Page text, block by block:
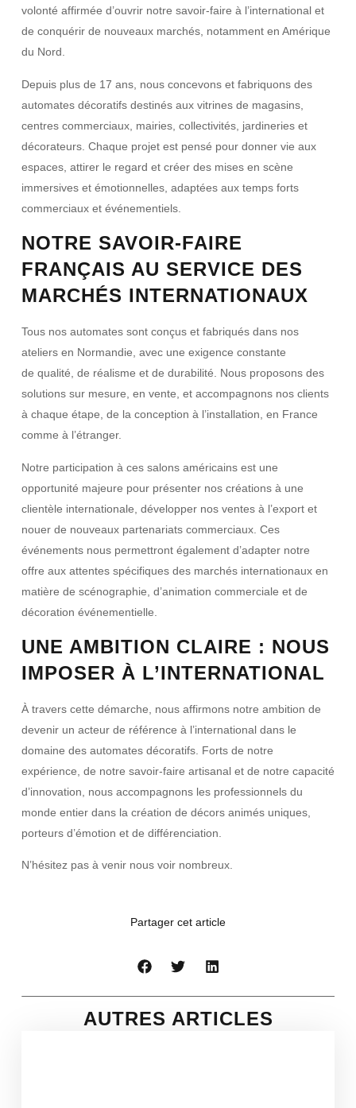
volonté affirmée d’ouvrir notre savoir-faire à l’international et
de conquérir de nouveaux marchés, notamment en Amérique
du Nord.
Depuis plus de 17 ans, nous concevons et fabriquons des
automates décoratifs destinés aux vitrines de magasins,
centres commerciaux, mairies, collectivités, jardineries et
décorateurs. Chaque projet est pensé pour donner vie aux
espaces, attirer le regard et créer des mises en scène
immersives et émotionnelles, adaptées aux temps forts
commerciaux et événementiels.
NOTRE SAVOIR-FAIRE
FRANÇAIS AU SERVICE DES
MARCHÉS INTERNATIONAUX
Tous nos automates sont conçus et fabriqués dans nos
ateliers en Normandie, avec une exigence constante
de qualité, de réalisme et de durabilité . Nous proposons des
solutions sur mesure, en vente, et accompagnons nos clients
à chaque étape, de la conception à l’installation, en France
comme à l’étranger.
Notre participation à ces salons américains est une
opportunité majeure pour présenter nos créations à une
clientèle internationale , développer nos ventes à l’export et
nouer de nouveaux partenariats commerciaux. Ces
événements nous permettront également d’adapter notre
offre aux attentes spécifiques des marchés internationaux en
matière de scénographie, d’animation commerciale et de
décoration événementielle.
UNE AMBITION CLAIRE : NOUS
IMPOSER À L’INTERNATIONAL
À travers cette démarche, nous affirmons notre ambition de
devenir un acteur de référence à l’internationaldans le
domaine des automates décoratifs. Forts de notre
expérience, de notre savoir-faire artisanal et de notre capacité
d’innovation, nous accompagnons les professionnels du
monde entier dans la création de décors animés uniques,
porteurs d’émotion et de différenciation.
N’hésitez pas à venir nous voir nombreux.
Partager cet article
AUTRES ARTICLES